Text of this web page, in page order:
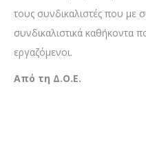
τους συνδικαλιστές που με
συνδικαλιστικά καθήκοντα
εργαζόμενοι.
Από τη Δ.Ο.Ε.